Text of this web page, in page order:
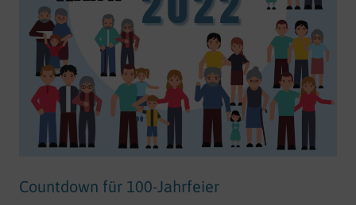
Countdown für 100-Jahrfeier